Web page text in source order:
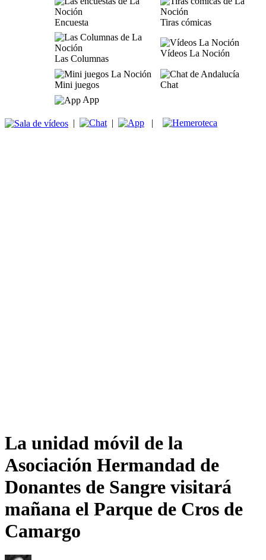
Encuesta Tiras cómicas
Las Columnas
Vídeos La Noción
Mini juegos
Chat
App
| | |
La unidad móvil de la
Asociación Hermandad de
Donantes de Sangre visitará
mañana el Parque de Cros de
Camargo